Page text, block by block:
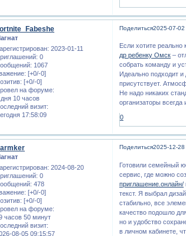
Поделиться2025-07-02
: 2023-01-11
0
1067
[+0/-0]
[+0/-0]
на форуме:
10 часов
визит:
17:58:09
Если хотите
др ребенку Омск –
собрать команду и
Идеально подходит
присутствует.
Не надо никаких
организаторы всегда
0
Поделиться2025-12-
: 2024-08-20
0
478
[+0/-0]
[+0/-0]
на форуме:
часов 50 минут
визит:
08-05 09:15:57
Готовили семейный
сервис, где можно
приглашение.онлайн/
текст. Я выбрал
стабильно, все
качество подошло
но и удобство
в личном кабинете,